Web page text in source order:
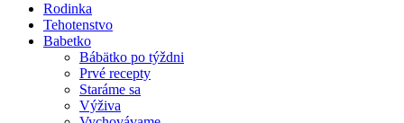
Rodinka
Tehotenstvo
Babetko
Bábätko po týždni
Prvé recepty
Staráme sa
Výživa